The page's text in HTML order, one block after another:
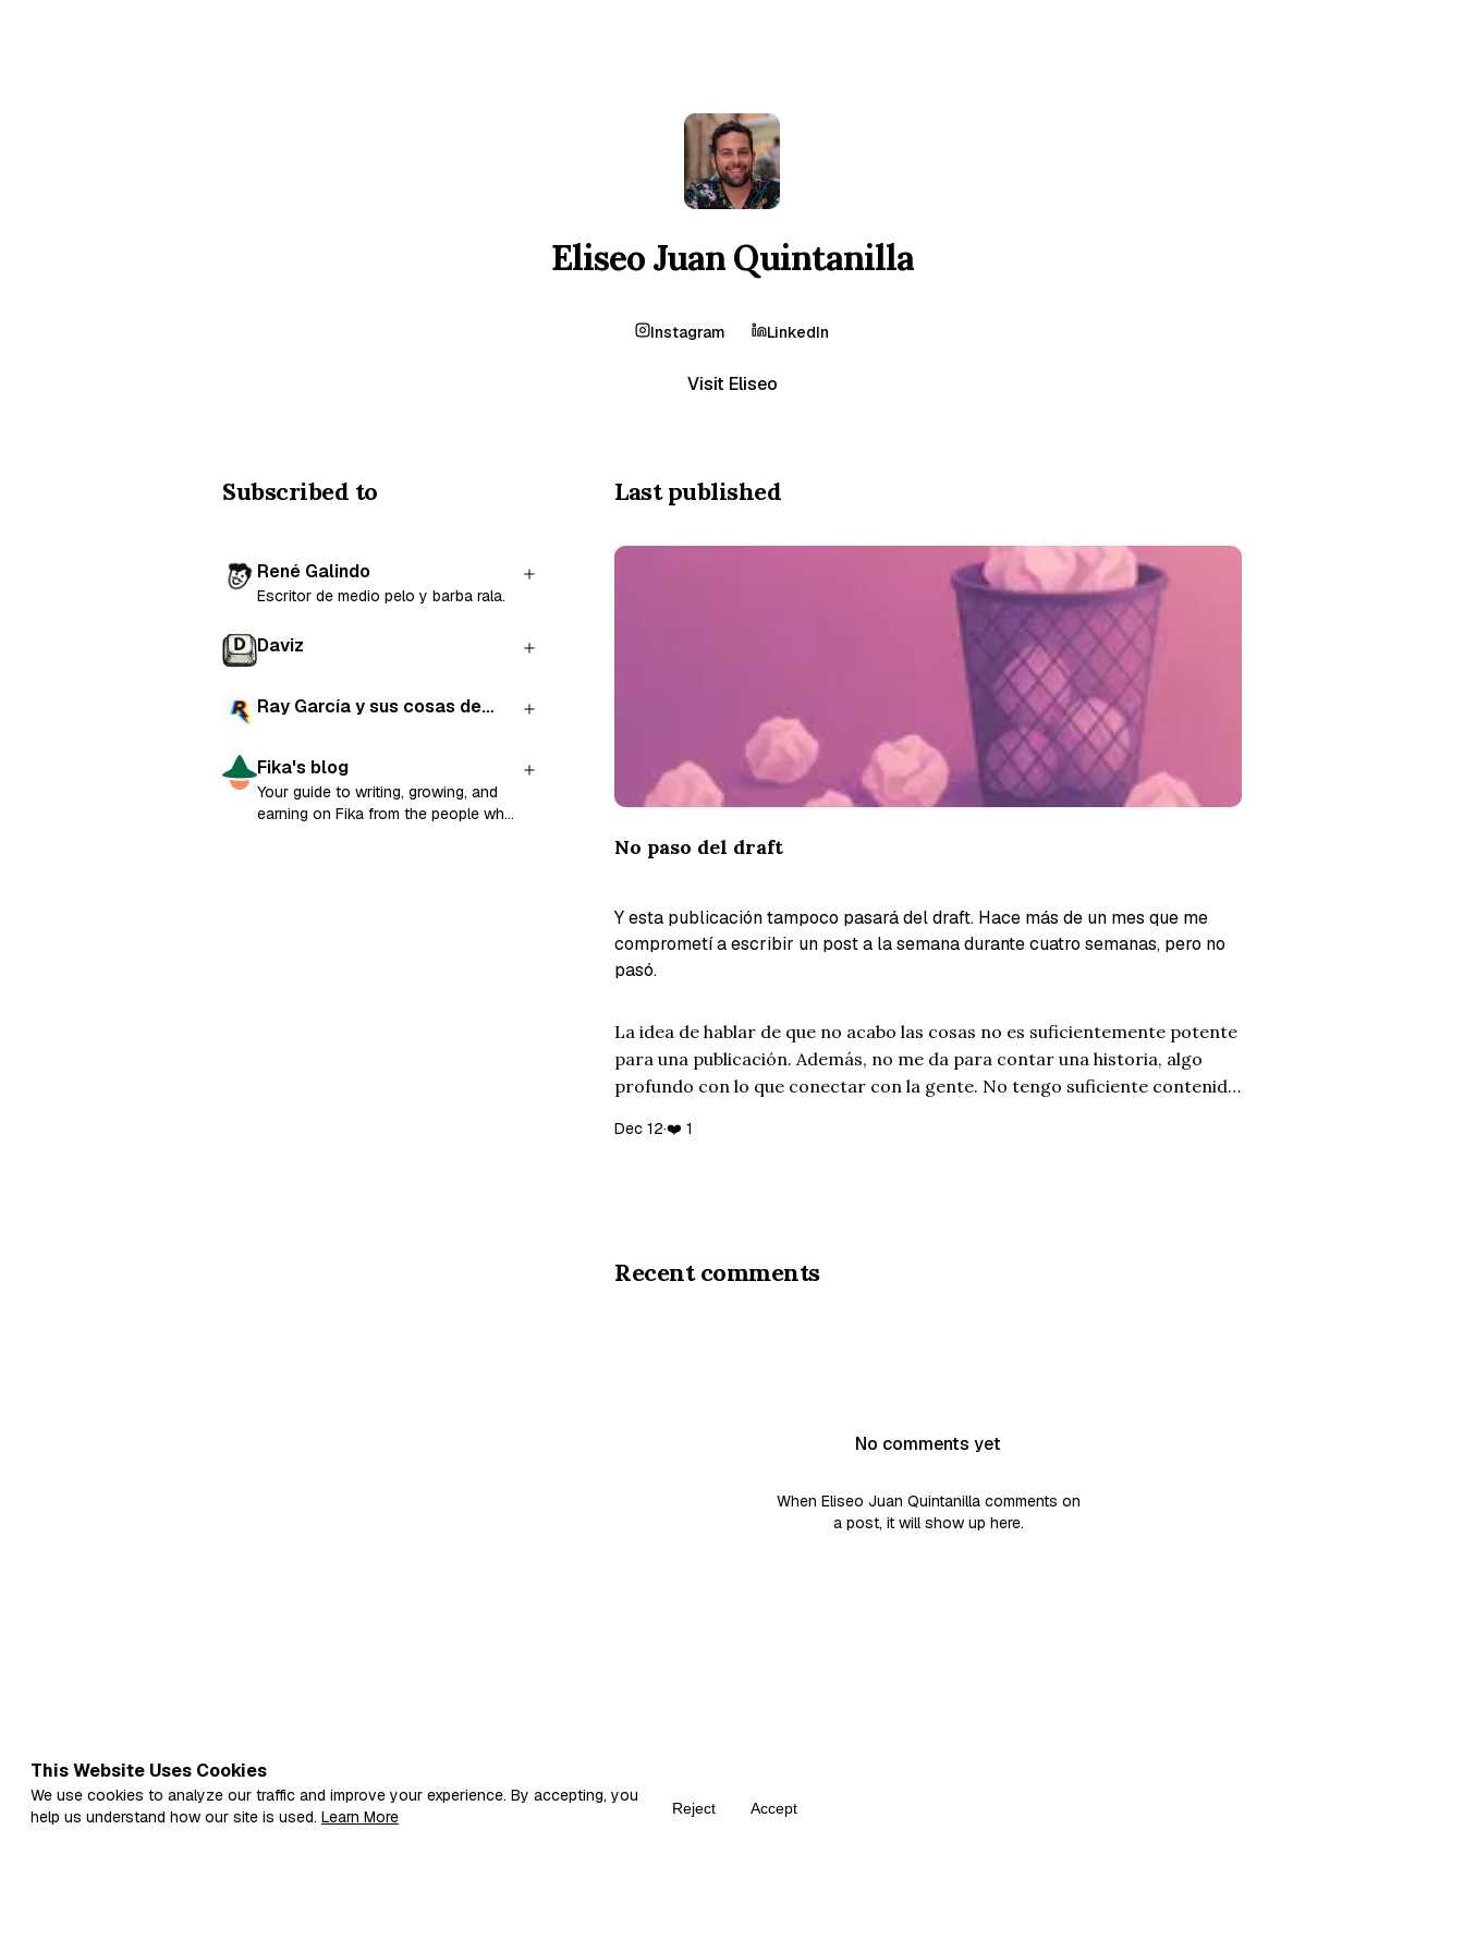
Eliseo Juan Quintanilla
Instagram LinkedIn
Visit Eliseo
Subscribed to
René Galindo
Escritor de medio pelo y barba rala.
Daviz
Ray García y sus cosas de
Fika's blog
Your guide to writing, growing, and
earning on Fika from the people who
Last published
No paso del draft
Y esta publicación tampoco pasará del draft. Hace más de un mes que me
comprometí a escribir un post a la semana durante cuatro semanas, pero no
pasó.
La idea de hablar de que no acabo las cosas no es suficientemente potente
para una publicación. Además, no me da para contar una historia, algo
profundo con lo que conectar con la gente. No tengo suficiente contenido
que …
Dec 12·❤️ 1
Recent comments
No comments yet
When Eliseo Juan Quintanilla comments on
a post, it will show up here.
This Website Uses Cookies
We use cookies to analyze our traffic and improve your experience. By accepting, you
help us understand how our site is used. Learn More Reject Accept